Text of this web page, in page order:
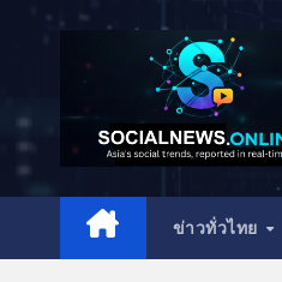
ข่าวทั่วไทย